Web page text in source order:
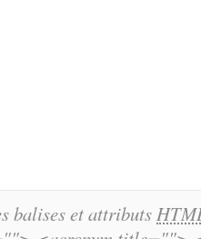
balises et attributs